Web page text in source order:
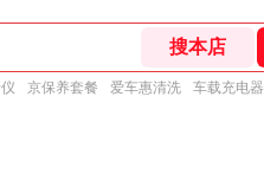
京保养套餐 爱车惠清洗 车载充电器